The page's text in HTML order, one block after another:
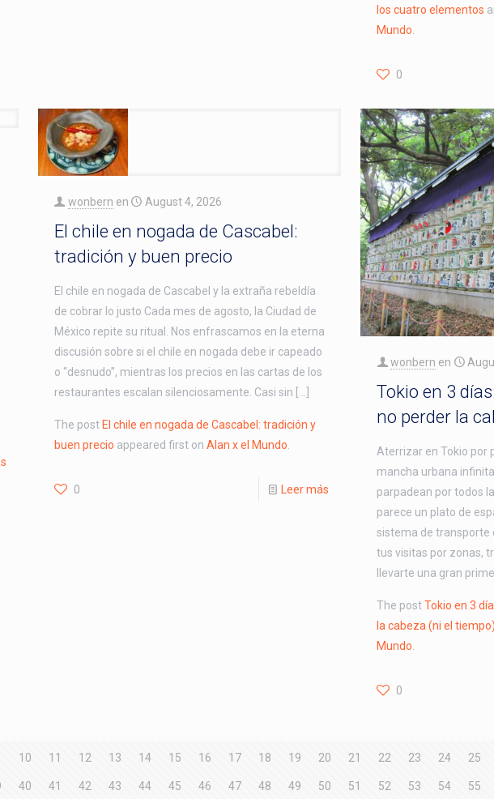
los cuatro elementos
Mundo
0
wonbern en August 4, 2026
El chile en nogada de Cascabel:
tradición y buen precio
El chile en nogada de Cascabel y la extraña rebeldía
de cobrar lo justo Cada mes de agosto, la Ciudad de
México repite su ritual. Nos enfrascamos en la eterna
discusión sobre si el chile en nogada debe ir capeado
o “desnudo”, mientras los precios en las cartas de los
restaurantes escalan silenciosamente. Casi sin […]
The postEl chile en nogada de Cascabel: tradición y
buen precio appeared first on Alan x el Mundo
0 Leer más
wonbern en
Tokio en 3
no perder la
Aterrizar en Tokio por
mancha urbana
parpadean por todos
parece un plato de
sistema de transporte
tus visitas por zonas,
llevarte una gran
The postTokio en 3
la cabeza (ni el tiempo)
Mundo
0
10 11 12 13 14 15 16 17 18 19 20 21 22 23 24 25
40 41 42 43 44 45 46 47 48 49 50 51 52 53 54 55